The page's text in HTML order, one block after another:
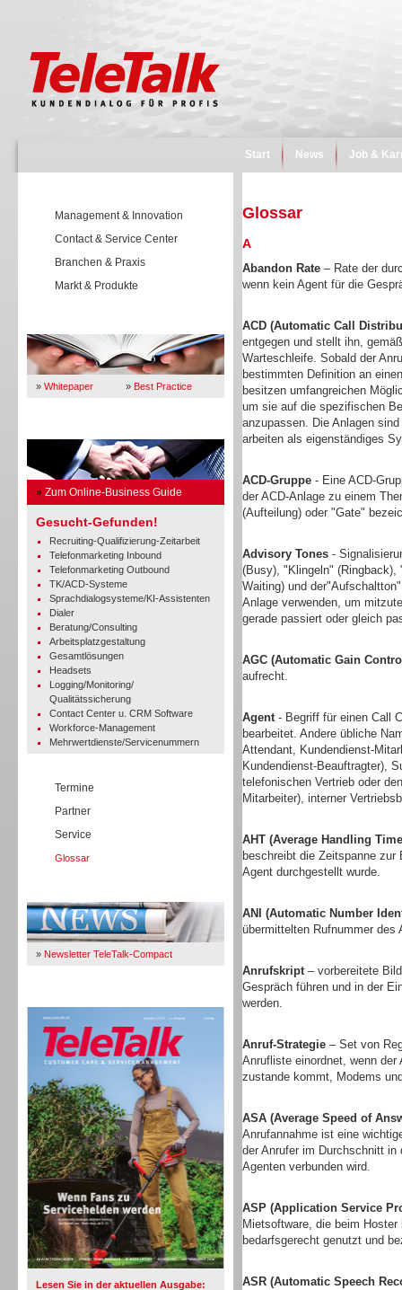
Start News Job &
Management & Innovation
Contact & Service Center
Branchen & Praxis
Markt & Produkte
» Whitepaper » Best Practice
» Zum Online-Business Guide
Gesucht-Gefunden!
Recruiting-Qualifizierung-Zeitarbeit
Telefonmarketing Inbound
Telefonmarketing Outbound
TK/ACD-Systeme
Sprachdialogsysteme/KI-Assistenten
Dialer
Beratung/Consulting
Arbeitsplatzgestaltung
Gesamtlösungen
Headsets
Logging/Monitoring/
Qualitätssicherung
Contact Center u. CRM Software
Workforce-Management
Mehrwertdienste/Servicenummern
Termine
Partner
Service
Glossar
» Newsletter TeleTalk-Compact
Lesen Sie in der aktuellen Ausgabe:
TK- und ACD-Systeme
Glossar
A
Abandon Rate – Rate der
wenn kein Agent für die
ACD (Automatic Call
entgegen und stellt ihn,
Warteschleife. Sobald der
bestimmten Definition an
besitzen umfangreichen
um sie auf die spezifischen
anzupassen. Die Anlagen
arbeiten als eigenständiges
ACD-Gruppe - Eine ACD-
der ACD-Anlage zu einem
(Aufteilung) oder "Gate"
Advisory Tones -
(Busy), "Klingeln"
Waiting) und
Anlage verwenden, um
gerade passiert oder gleich
AGC (Automatic Gain
aufrecht.
Agent- Begriff für einen Call
bearbeitet. Andere übliche
Attendant, Kundendienst-
Kundendienst-Beauftragter),
telefonischen Vertrieb oder
Mitarbeiter), interner
AHT (Average Handling
beschreibt die Zeitspanne
Agent durchgestellt wurde.
ANI (Automatic Number
übermittelten Rufnummer des
Anrufskript– vorbereitete
Gespräch führen und in der
werden.
Anruf-Strategie – Set von
Anrufliste einordnet, wenn
zustande kommt, Modems
ASA (Average Speed of
Anrufannahme ist eine
der Anrufer im Durchschnitt
Agenten verbunden wird.
ASP (Application Service
Mietsoftware, die beim
bedarfsgerecht genutzt und
ASR (Automatic Speech